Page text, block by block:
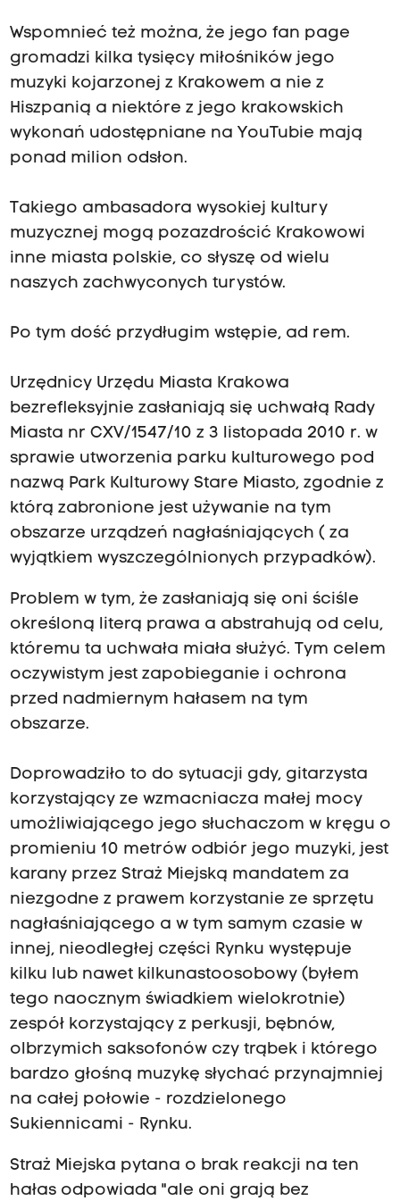
Wspomnieć też można, że jego fan page
gromadzi kilka tysięcy miłośników jego
muzyki kojarzonej z Krakowem a nie z
Hiszpanią a niektóre z jego krakowskich
wykonań udostępniane na YouTubie mają
ponad milion odsłon.
Takiego ambasadora wysokiej kultury
muzycznej mogą pozazdrościć Krakowowi
inne miasta polskie, co słyszę od wielu
naszych zachwyconych turystów.
Po tym dość przydługim wstępie, ad rem.
Urzędnicy Urzędu Miasta Krakowa
bezrefleksyjnie zasłaniają się uchwałą Rady
Miasta nr CXV/1547/10 z 3 listopada 2010 r. w
sprawie utworzenia parku kulturowego pod
nazwą Park Kulturowy Stare Miasto, zgodnie z
którą zabronione jest używanie na tym
obszarze urządzeń nagłaśniających ( za
wyjątkiem wyszczególnionych przypadków).
Problem w tym, że zasłaniają się oni ściśle
określoną literą prawa a abstrahują od celu,
któremu ta uchwała miała służyć. Tym celem
oczywistym jest zapobieganie i ochrona
przed nadmiernym hałasem na tym
obszarze.
Doprowadziło to do sytuacji gdy, gitarzysta
korzystający ze wzmacniacza małej mocy
umożliwiającego jego słuchaczom w kręgu o
promieniu 10 metrów odbiór jego muzyki, jest
karany przez Straż Miejską mandatem za
niezgodne z prawem korzystanie ze sprzętu
nagłaśniającego a w tym samym czasie w
innej, nieodległej części Rynku występuje
kilku lub nawet kilkunastoosobowy (byłem
tego naocznym świadkiem wielokrotnie)
zespół korzystający z perkusji, bębnów,
olbrzymich saksofonów czy trąbek i którego
bardzo głośną muzykę słychać przynajmniej
na całej połowie - rozdzielonego
Sukiennicami - Rynku.
Straż Miejska pytana o brak reakcji na ten
hałas odpowiada "ale oni grają bez